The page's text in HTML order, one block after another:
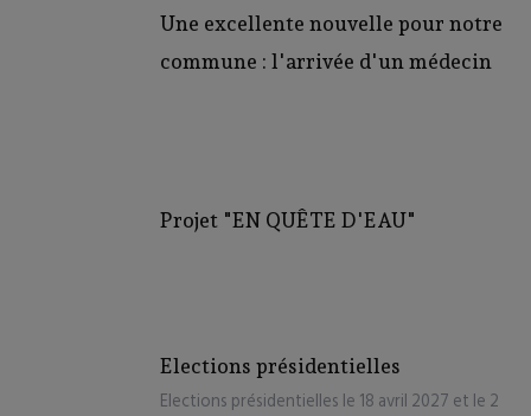
Une excellente nouvelle pour notre
commune : l'arrivée d'un médecin
Projet "EN QUÊTE D'EAU"
Elections présidentielles
Elections présidentielles le 18 avril 2027 et le 2
En savoir plus sur notre politique de confidentialité.